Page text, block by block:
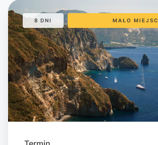
8 DNI MAŁO MIEJSC